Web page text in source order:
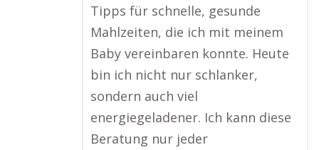
Tipps für schnelle, gesunde
Mahlzeiten, die ich mit meinem
Baby vereinbaren konnte. Heute
bin ich nicht nur schlanker,
sondern auch viel
energiegeladener. Ich kann diese
Beratung nur jeder